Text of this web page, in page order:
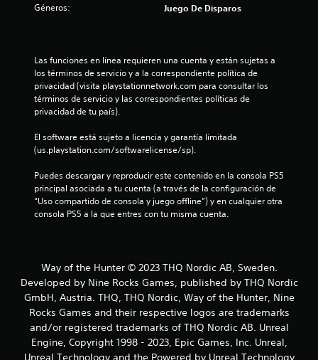
s
e
t
a
l
d
e
Géneros: Juego De Disparos
Las funciones en línea requieren una cuenta y están sujetas a
los términos de servicio y a la correspondiente política de
privacidad (visita playstationnetwork.com para consultar los
términos de servicio y las correspondientes políticas de
privacidad de tu país).
El software está sujeto a licencia y garantía limitada
(us.playstation.com/softwarelicense/sp).
Puedes descargar y reproducir este contenido en la consola PS5
principal asociada a tu cuenta (a través de la configuración de
“Uso compartido de consola y juego offline”) y en cualquier otra
consola PS5 a la que entres con tu misma cuenta.
Way of the Hunter © 2023 THQ Nordic AB, Sweden.
Developed by Nine Rocks Games, published by THQ Nordic
GmbH, Austria. THQ, THQ Nordic, Way of the Hunter, Nine
Rocks Games and their respective logos are trademarks
and/or registered trademarks of THQ Nordic AB. Unreal
Engine, Copyright 1998 - 2023, Epic Games, Inc. Unreal,
Unreal Technology and the Powered by Unreal Technology